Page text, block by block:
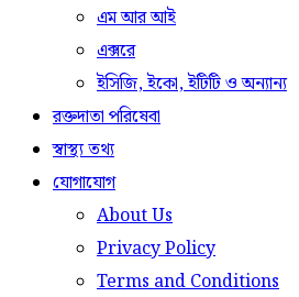
এম আর আই
এক্সরে
ইসিজি, ইকো, ইটিটি ও অন্যান্য
রক্তদাতা পরিষেবা
স্বাস্থ্য তথ্য
যোগাযোগ
About Us
Privacy Policy
Terms and Conditions